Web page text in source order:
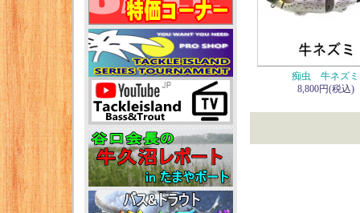
痴虫 牛ネズミ
8,800円(税込)